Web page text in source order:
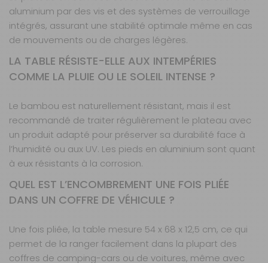
aluminium par des vis et des systèmes de verrouillage
intégrés, assurant une stabilité optimale même en cas
de mouvements ou de charges légères.
LA TABLE RÉSISTE-ELLE AUX INTEMPÉRIES
COMME LA PLUIE OU LE SOLEIL INTENSE ?
Le bambou est naturellement résistant, mais il est
recommandé de traiter régulièrement le plateau avec
un produit adapté pour préserver sa durabilité face à
l’humidité ou aux UV. Les pieds en aluminium sont quant
à eux résistants à la corrosion.
QUEL EST L’ENCOMBREMENT UNE FOIS PLIÉE
DANS UN COFFRE DE VÉHICULE ?
Une fois pliée, la table mesure 54 x 68 x 12,5 cm, ce qui
permet de la ranger facilement dans la plupart des
coffres de camping-cars ou de voitures, même avec